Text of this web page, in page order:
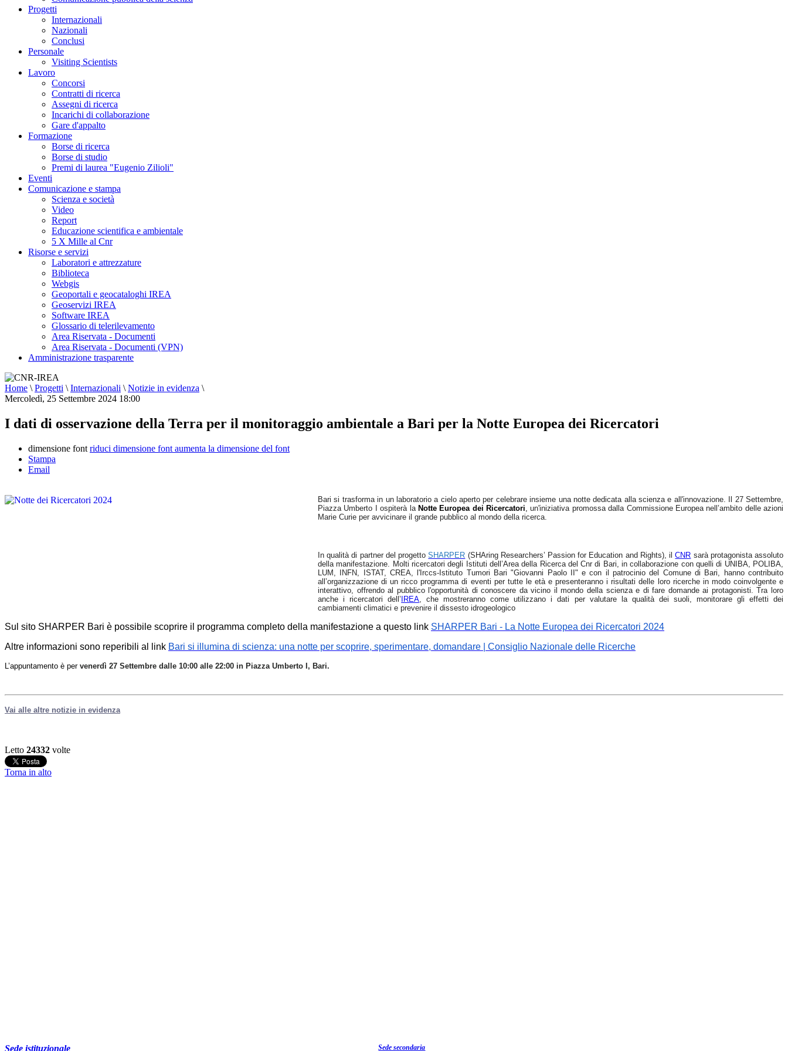
Progetti
Internazionali
Nazionali
Conclusi
Personale
Visiting Scientists
Lavoro
Concorsi
Contratti di ricerca
Assegni di ricerca
Incarichi di collaborazione
Gare d'appalto
Formazione
Borse di ricerca
Borse di studio
Premi di laurea "Eugenio Zilioli"
Eventi
Comunicazione e stampa
Scienza e società
Video
Report
Educazione scientifica e ambientale
5 X Mille al Cnr
Risorse e servizi
Laboratori e attrezzature
Biblioteca
Webgis
Geoportali e geocataloghi IREA
Geoservizi IREA
Software IREA
Glossario di telerilevamento
Area Riservata - Documenti
Area Riservata - Documenti (VPN)
Amministrazione trasparente
Home \ Progetti \ Internazionali \ Notizie in evidenza \
Mercoledì, 25 Settembre 2024 18:00
I dati di osservazione della Terra per il monitoraggio ambientale a Bari per la Notte Europea dei Ricercatori
dimensione font riduci dimensione font aumenta la dimensione del font
Stampa
Email
Bari si trasforma in un laboratorio a cielo aperto per celebrare insieme una notte dedicata alla scienza e all'innovazione. Il 27 Settembre,
Piazza Umberto I ospiterà la Notte Europea dei Ricercatori ,un'iniziativa promossa dalla Commissione Europea nell’ambito delle azioni
Marie Curie per avvicinare il grande pubblico al mondo della ricerca.
n qualità di partner del progetto SHARPER (SHAring Researchers’ Passion for Education and Rights), ilCNR sarà protagonista assoluto
della manifestazione. Molti ricercatori degli Istituti dell’Area della Ricerca del Cnr di Bari, in collaborazione con quelli di UNIBA, POLIBA,
LUM, INFN, ISTAT, CREA, l'Irccs-Istituto Tumori Bari "Giovanni Paolo II" e con il patrocinio del Comune di Bari, hanno contribuito
all’organizzazione di un ricco programma di eventi per tutte le età e presenteranno i risultati delle loro ricerche in modo coinvolgente e
interattivo, offrendo al pubblico l'opportunità di conoscere da vicino il mondo della scienza e di fare domande ai protagonisti. Tra loro
anche i ricercatori dell’ IREA , chemostreranno come utilizzano i dati per valutare la qualità dei suoli, monitorare gli effetti dei
cambiamenti climatici e prevenire il dissesto idrogeologico
Sul sito SHARPER Bari è possibile scoprire il programma completo della manifestazione a questo link SHARPER Bari - La Notte Europea dei Ricercatori 2024
Altre informazioni sono reperibili al link Bari si illumina di scienza: una notte per scoprire, sperimentare, domandare | Consiglio Nazionale delle Ricerche
L’appuntamento è per venerdì 27 Settembre dalle 10:00 alle 22:00 in Piazza Umberto I, Bari.
Vai alle altre notizie in evidenza
Letto 24332 volte
Torna in alto
Sede istituzionale Sede secondaria